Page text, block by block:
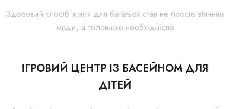
Здоровий спосіб життя для багатьох став не просто віянням
моди, а головною необхідністю
ІГРОВИЙ ЦЕНТР ІЗ БАСЕЙНОМ ДЛЯ
ДІТЕЙ